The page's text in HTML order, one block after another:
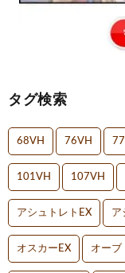
タグ検索
68VH 76VH
101VH 107VH
アシュトレトEX ア
オスカーEX オーブ